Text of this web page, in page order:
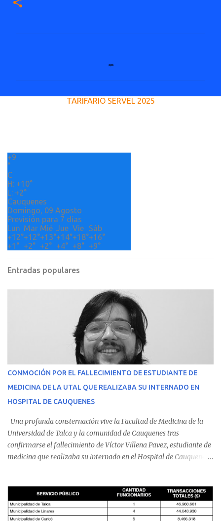
s
TARIFARIO SERVEL 2025
+9
°
C
H: +10°
L: +2°
Cauquenes
Domingo, 09 Agosto
Previsión para 7 días
Lun Mar Mié Jue Vie
Sáb
+12°+12°+13°+14°+18°+16°
+1° +2° +2° +4° +8° +9°
Entradas populares
CONMOCIÓN POR EL FALLECIMIENTO DE ESTUDIANTE DE
MEDICINA DE LA UTAL QUE REALIZABA SU INTERNADO EN
HOSPITAL DE CAUQUENES
Una profunda consternación vive la Facultad de Medicina de la
Universidad de Talca y la comunidad de Cauquenes tras
confirmarse el fallecimiento de Víctor Villena Pavez, estudiante de
medicina que realizaba su internado en el Hospital de Cauquenes.
malestares físicos. Dada la complejidad de su estado de salud, el
equipo médico determinó su traslado de urgencia al Hospital
Regional de Talca y dado la urgencia la ambulancia partió hacia